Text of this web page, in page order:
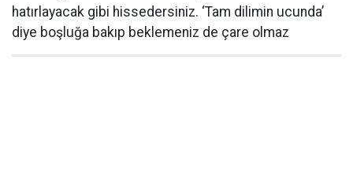
hatırlayacak gibi hissedersiniz. ‘Tam dilimin ucunda’
diye boşluğa bakıp beklemeniz de çare olmaz